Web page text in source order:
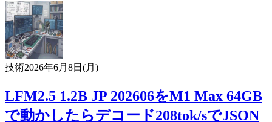
技術2026年6月8日(月)
LFM2.5 1.2B JP 202606をM1 Max 64GB
で動かしたらデコード208tok/sでJSON